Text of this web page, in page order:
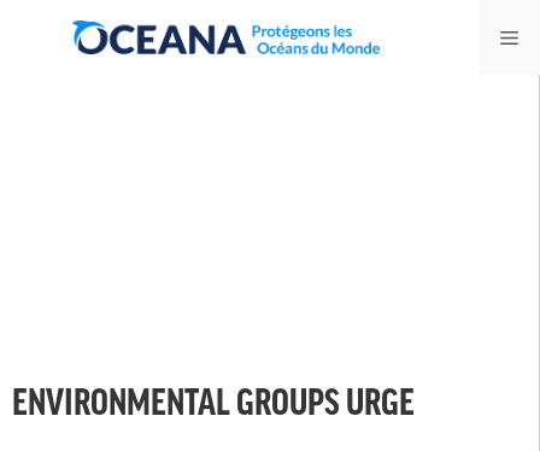
ENVIRONMENTAL GROUPS URGE